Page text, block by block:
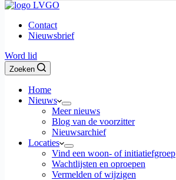
Contact
Nieuwsbrief
Word lid
Zoeken
Home
Nieuws
Meer nieuws
Blog van de voorzitter
Nieuwsarchief
Locaties
Vind een woon- of initiatiefgroep
Wachtlijsten en oproepen
Vermelden of wijzigen